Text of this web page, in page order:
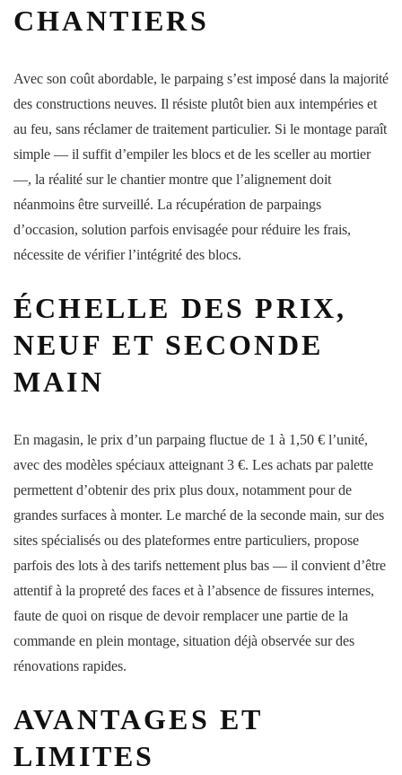
CHANTIERS
Avec son coût abordable, le parpaing s’est imposé dans la majorité
des constructions neuves. Il résiste plutôt bien aux intempéries et
au feu, sans réclamer de traitement particulier. Si le montage paraît
simple — il suffit d’empiler les blocs et de les sceller au mortier
—, la réalité sur le chantier montre que l’alignement doit
néanmoins être surveillé. La récupération de parpaings
d’occasion, solution parfois envisagée pour réduire les frais,
nécessite de vérifier l’intégrité des blocs.
ÉCHELLE DES PRIX,
NEUF ET SECONDE
MAIN
En magasin, le prix d’un parpaing fluctue de 1 à 1,50 € l’unité,
avec des modèles spéciaux atteignant 3 €. Les achats par palette
permettent d’obtenir des prix plus doux, notamment pour de
grandes surfaces à monter. Le marché de la seconde main, sur des
sites spécialisés ou des plateformes entre particuliers, propose
parfois des lots à des tarifs nettement plus bas — il convient d’être
attentif à la propreté des faces et à l’absence de fissures internes,
faute de quoi on risque de devoir remplacer une partie de la
commande en plein montage, situation déjà observée sur des
rénovations rapides.
AVANTAGES ET
LIMITES